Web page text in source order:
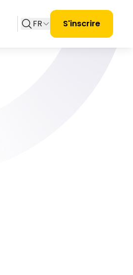
FR S'inscrire